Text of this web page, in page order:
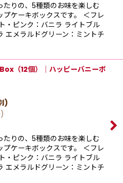
たりの、5種類のお味を楽しむ
プケーキボックスです。 ＜フレ
・ピンク：バニラ ライトブル
エメラルドグリーン：ミントチ
（12個）│ハッピーバニーボ
)
)
たりの、5種類のお味を楽しむ
プケーキボックスです。 ＜フレ
・ピンク：バニラ ライトブル
エメラルドグリーン：ミントチ